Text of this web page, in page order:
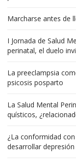
Marcharse antes de
I Jornada de Salud
perinatal, el duelo
La preeclampsia
psicosis posparto
La Salud Mental
quísticos,
¿La conformidad
desarrollar